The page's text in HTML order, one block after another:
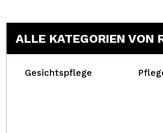
ALLE KATEGORIEN VON
Gesichtspflege